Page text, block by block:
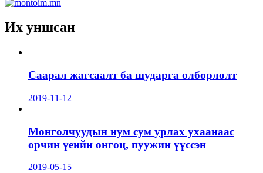
Их уншсан
Саарал жагсаалт ба шударга олборлолт
2019-11-12
Монголчуудын нум сум урлах ухаанаас
орчин үеийн онгоц, пуужин үүссэн
2019-05-15